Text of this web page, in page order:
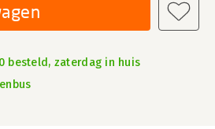
besteld, zaterdag in huis